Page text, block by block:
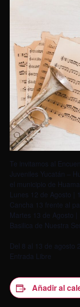
Te invitamos al
Juveniles Yucatán –
el municipio de
Lunes 12 de Agosto |
Cancha 13 frente al
Martes 13 de Agosto |
Basilica de Nuestra
Del 8 al 13 de agosto
Entrada Libre
Añadir al